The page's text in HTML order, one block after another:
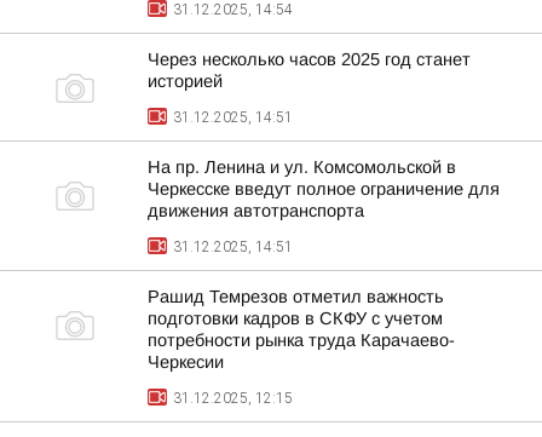
31.12.2025, 14:54
Через несколько часов 2025 год станет
историей
31.12.2025, 14:51
На пр. Ленина и ул. Комсомольской в
Черкесске введут полное ограничение для
движения автотранспорта
31.12.2025, 14:51
Рашид Темрезов отметил важность
подготовки кадров в СКФУ с учетом
потребности рынка труда Карачаево-
Черкесии
31.12.2025, 12:15